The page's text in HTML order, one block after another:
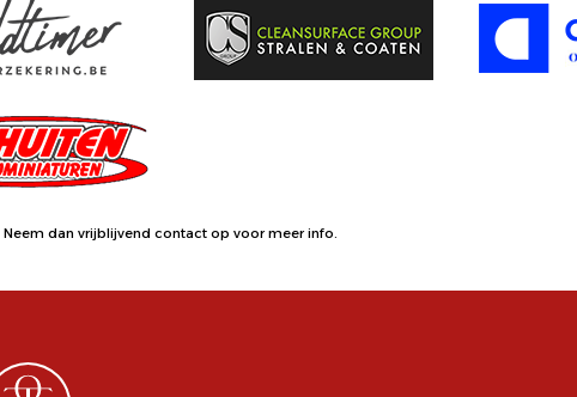
Neem dan vrijblijvend contact op voor meer info.